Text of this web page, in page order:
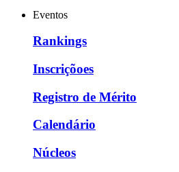
Eventos
Rankings
Inscriçõoes
Registro de Mérito
Calendário
Núcleos